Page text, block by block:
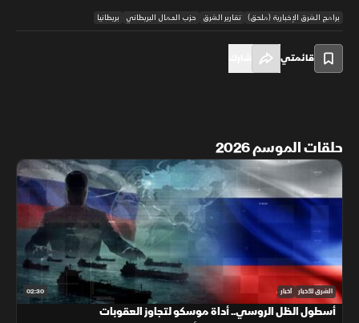
برامج الشرق الإخبارية (ملحق) تقارير الشرق حزب العمال البريطاني بريطانيا
قائمتي
حلقات الموسم 2026
02:30 الشرق للأخبار أخبار
أسطول الظل الروسي.. أداة موسكو لتجاوز العقوبات